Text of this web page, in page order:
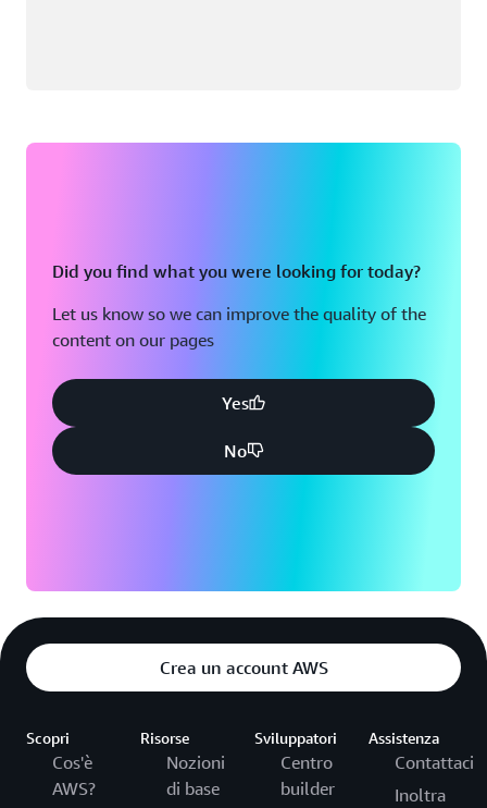
Did you find what you were looking for today?
Let us know so we can improve the quality of the
content on our pages
Yes
No
Crea un account AWS
Scopri
Cos'è
AWS?
Risorse
Nozioni
di base
Sviluppatori
Centro
builder
Assistenza
Contattaci
Inoltra